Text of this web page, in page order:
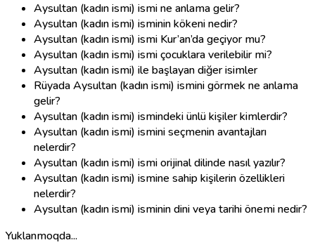
Aysultan (kadın ismi) ismi ne anlama gelir?
Aysultan (kadın ismi) isminin kökeni nedir?
Aysultan (kadın ismi) ismi Kur’an’da geçiyor mu?
Aysultan (kadın ismi) ismi çocuklara verilebilir mi?
Aysultan (kadın ismi) ile başlayan diğer isimler
Rüyada Aysultan (kadın ismi) ismini görmek ne anlama
gelir?
Aysultan (kadın ismi) ismindeki ünlü kişiler kimlerdir?
Aysultan (kadın ismi) ismini seçmenin avantajları
nelerdir?
Aysultan (kadın ismi) ismi orijinal dilinde nasıl yazılır?
Aysultan (kadın ismi) ismine sahip kişilerin özellikleri
nelerdir?
Aysultan (kadın ismi) isminin dini veya tarihi önemi nedir?
Yuklanmoqda...